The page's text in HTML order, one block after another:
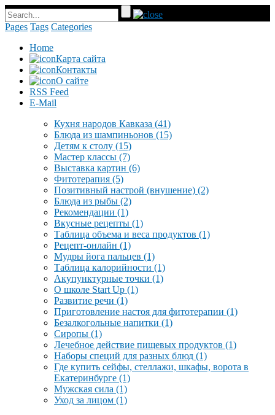
Pages Tags Categories
Home
Карта сайта
Контакты
О сайте
RSS Feed
E-Mail
Кухня народов Кавказа (41)
Блюда из шампиньонов (15)
Детям к столу (15)
Мастер классы (7)
Выставка картин (6)
Фитотерапия (5)
Позитивный настрой (внушение) (2)
Блюда из рыбы (2)
Рекомендации (1)
Вкусные рецепты (1)
Таблица объема и веса продуктов (1)
Рецепт-онлайн (1)
Мудры йога пальцев (1)
Таблица калорийности (1)
Акупунктурные точки (1)
О школе Start Up (1)
Развитие речи (1)
Приготовление настоя для фитотерапии (1)
Безалкогольные напитки (1)
Сиропы (1)
Лечебное действие пищевых продуктов (1)
Наборы специй для разных блюд (1)
Где купить сейфы, стеллажи, шкафы, ворота в
Екатеринбурге (1)
Мужская сила (1)
Уход за лицом (1)